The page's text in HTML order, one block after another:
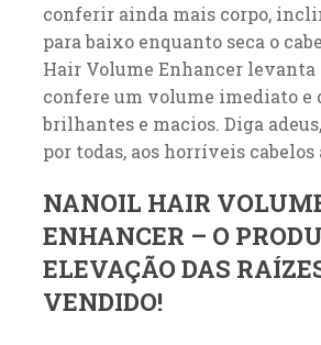
conferir ainda mais corpo,
para baixo enquanto seca o
Hair Volume Enhancer levanta
confere um volume imediato e
brilhantes e macios. Diga
por todas, aos horríveis cabelos
NANOIL HAIR
ENHANCER – O
ELEVAÇÃO DAS
VENDIDO!